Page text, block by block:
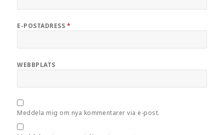
E-POSTADRESS *
WEBBPLATS
Meddela mig om nya kommentarer via e-post.